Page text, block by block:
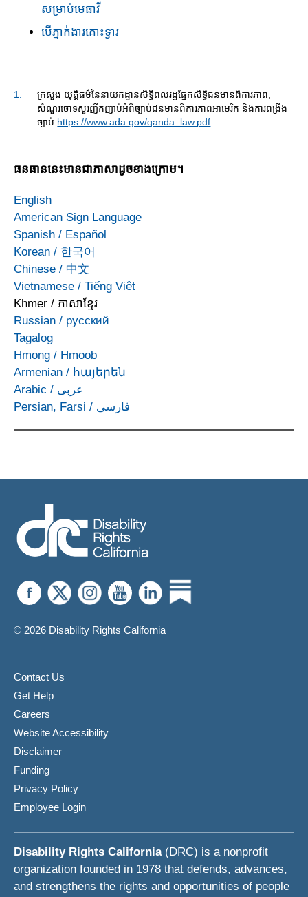
សម្រាប់​មេធាវី
បើ​ភ្នាក់ងារគោះទ្វារ
1.
ក្រសួង យុត្តិធម៌នៃនាយកដ្ឋានសិទ្ធិពលរដ្ឋផ្នែកសិទ្ធិ​ជនមានពិការភាព,
សំណួរ​ចោទសួរញឹកញាប់អំពីច្បាប់ជនមានពិការភាព​អាមេរិក និងការ​ពង្រឹង​
ច្បាប់ https://www.ada.gov/qanda_law.pdf
ធនធាននេះមានជាភាសាដូចខាងក្រោម។
English
American Sign Language
Spanish / Español
Korean / 한국어
Chinese / 中文
Vietnamese / Tiếng Việt
Khmer / ភាសាខ្មែរ
Russian / русский
Tagalog
Hmong / Hmoob
Armenian / հայերեն
Arabic / عربى
Persian, Farsi / فارسی
© 2026 Disability Rights California
Contact Us
Get Help
Careers
Website Accessibility
Disclaimer
Funding
Privacy Policy
Employee Login
Disability Rights California(DRC) is a nonprofit
organization founded in 1978 that defends, advances,
and strengthens the rights and opportunities of people